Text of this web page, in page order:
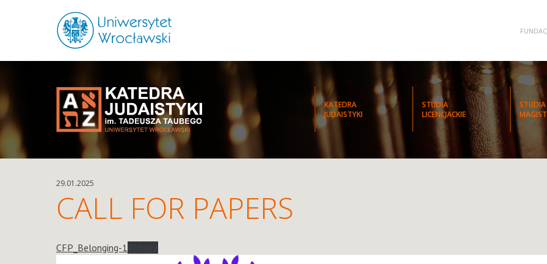
KATEDRA
JUDAISTYKI
STUDIA
LICENCJACKIE
STUDIA
29.01.2025
CALL FOR PAPERS
CFP_Belonging-1